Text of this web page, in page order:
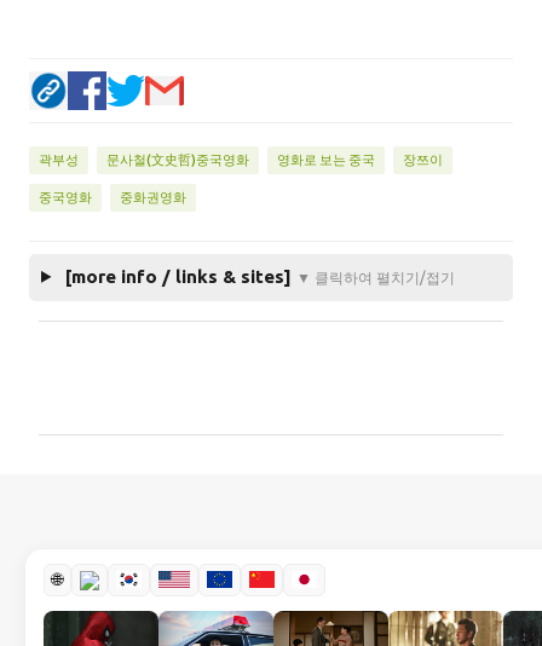
곽부성 문사철(文史哲)중국영화 영화로 보는 중국 장쯔이
중국영화 중화권영화
[more info / links & sites] ▼ 클릭하여 펼치기/접기
🌐